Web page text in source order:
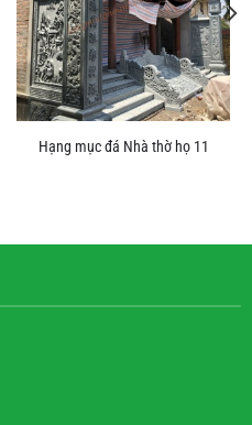
Hạng mục đá Nhà thờ họ 11